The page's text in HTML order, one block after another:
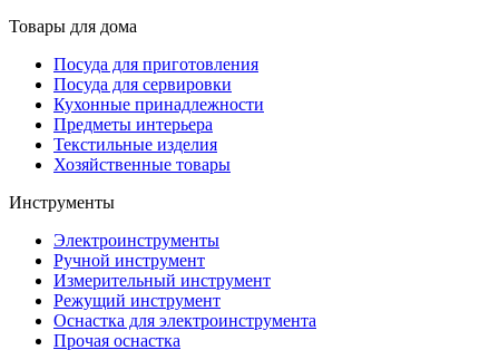
Товары для дома
Посуда для приготовления
Посуда для сервировки
Кухонные принадлежности
Предметы интерьера
Текстильные изделия
Хозяйственные товары
Инструменты
Электроинструменты
Ручной инструмент
Измерительный инструмент
Режущий инструмент
Оснастка для электроинструмента
Прочая оснастка